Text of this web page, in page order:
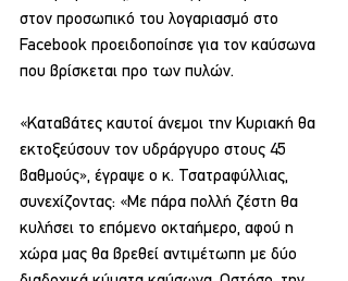
στον προσωπικό του λογαριασμό στο
Facebook προειδοποίησε για τον καύσωνα
που βρίσκεται προ των πυλών.
«Καταβάτες καυτοί άνεμοι την Κυριακή θα
εκτοξεύσουν τον υδράργυρο στους 45
βαθμούς», έγραψε ο κ. Τσατραφύλλιας,
συνεχίζοντας: «Με πάρα πολλή ζέστη θα
κυλήσει το επόμενο οκταήμερο, αφού η
χώρα μας θα βρεθεί αντιμέτωπη με δύο